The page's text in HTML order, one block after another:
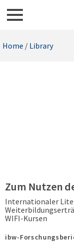
Home / Library
Zum Nutzen
Internationaler
WIFI-Kursen
ibw-